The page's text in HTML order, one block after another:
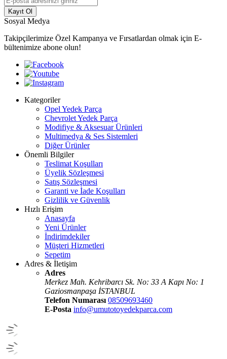
Kayıt Ol
Sosyal Medya
Takipçilerimize Özel Kampanya ve Fırsatlardan olmak için E-
bültenimize abone olun!
Kategoriler
Opel Yedek Parça
Chevrolet Yedek Parça
Modifiye & Aksesuar Ürünleri
Multimedya & Ses Sistemleri
Diğer Ürünler
Önemli Bilgiler
Teslimat Koşulları
Üyelik Sözleşmesi
Satış Sözleşmesi
Garanti ve İade Koşulları
Gizlilik ve Güvenlik
Hızlı Erişim
Anasayfa
Yeni Ürünler
İndirimdekiler
Müşteri Hizmetleri
Sepetim
Adres & İletişim
Adres
Merkez Mah. Kehribarcı Sk. No: 33 A Kapı No: 1
Gaziosmanpaşa İSTANBUL
Telefon Numarası 08509693460
E-Posta info@umutotoyedekparca.com